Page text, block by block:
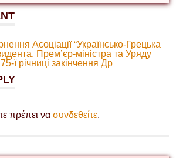
Асоціації “Українсько-Грецька
Прем’єр-міністра та Уряду
ї річниці закінчення Др
πρέπει να συνδεθείτε.